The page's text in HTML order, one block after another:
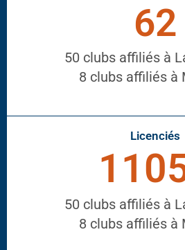
62
50 clubs affiliés à
8 clubs affiliés à
Licenciés
50 clubs affiliés à
8 clubs affiliés à